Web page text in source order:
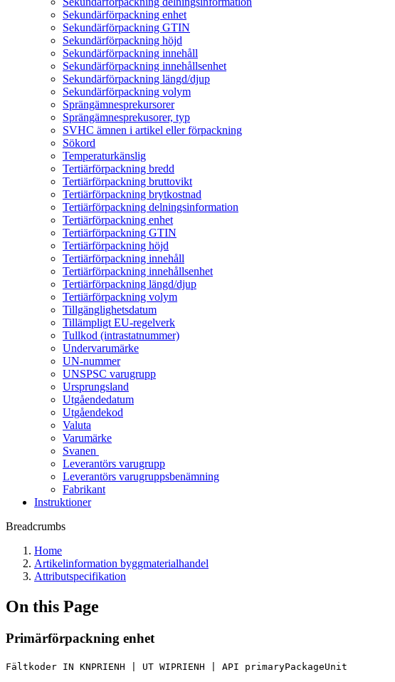
Sekundärförpackning enhet
Sekundärförpackning GTIN
Sekundärförpackning höjd
Sekundärförpackning innehåll
Sekundärförpackning innehållsenhet
Sekundärförpackning längd/djup
Sekundärförpackning volym
Sprängämnesprekursorer
Sprängämnesprekusorer, typ
SVHC ämnen i artikel eller förpackning
Sökord
Temperaturkänslig
Tertiärförpackning bredd
Tertiärförpackning bruttovikt
Tertiärförpackning brytkostnad
Tertiärförpackning delningsinformation
Tertiärförpackning enhet
Tertiärförpackning GTIN
Tertiärförpackning höjd
Tertiärförpackning innehåll
Tertiärförpackning innehållsenhet
Tertiärförpackning längd/djup
Tertiärförpackning volym
Tillgänglighetsdatum
Tillämpligt EU-regelverk
Tullkod (intrastatnummer)
Undervarumärke
UN-nummer
UNSPSC varugrupp
Ursprungsland
Utgåendedatum
Utgåendekod
Valuta
Varumärke
Svanen
Leverantörs varugrupp
Leverantörs varugruppsbenämning
Fabrikant
Instruktioner
Breadcrumbs
Home
Artikelinformation byggmaterialhandel
Attributspecifikation
On this Page
Primärförpackning enhet
Fältkoder IN KNPRIENH | UT WIPRIENH | API primaryPackageUnit